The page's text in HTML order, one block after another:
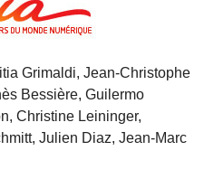
Grimaldi, Jean-Christophe
Bessière, Guilermo
Christine Leininger,
Julien Diaz, Jean-Marc